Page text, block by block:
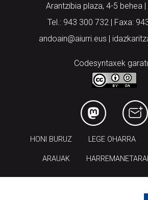
Arantzibia plaza, 4-5 behea |
Tel.: 943 300 732 | Faxa:
andoain@aiurri.eus |
Codesyntaxek
HONI BURUZ LEGE OHARRA
ARAUAK